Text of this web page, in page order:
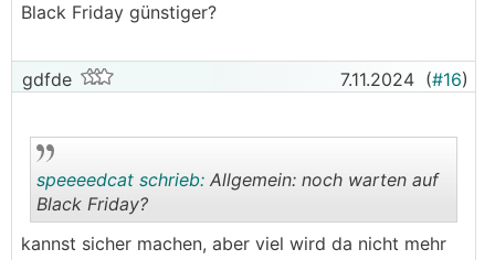
Black Friday günstiger?
gdfde 7.11.2024 (#16)
speeeedcat schrieb: Allgemein: noch warten auf
Black Friday?
kannst sicher machen, aber viel wird da nicht mehr